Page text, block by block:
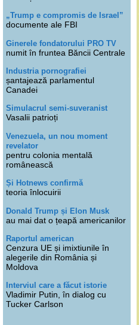
„Trump e compromis de Israel”
documente ale FBI
Ginerele fondatorului PRO TV
numit în fruntea Băncii Centrale
Industria pornografiei
șantajează parlamentul
Canadei
Simulacrul semi-suveranist
Vasalii patrioți
Venezuela, un nou moment
revelator
pentru colonia mentală
românească
Și Hotnews confirmă
teoria înlocuirii
Donald Trump și Elon Musk
au mai dat o țeapă americanilor
Raportul american
Cenzura UE și imixtiunile în
alegerile din România și
Moldova
Interviul care a făcut istorie
Vladimir Putin, în dialog cu
Tucker Carlson